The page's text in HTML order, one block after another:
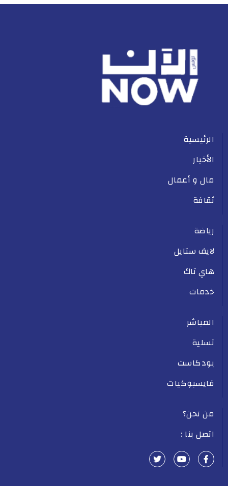
الرئيسية
الأخبار
مال و أعمال
ثقافة
رياضة
لايف ستايل
هاي تاك
خدمات
المباشر
تسلية
بودكاست
فايسبوكيات
من نحن؟
اتصل بنا :